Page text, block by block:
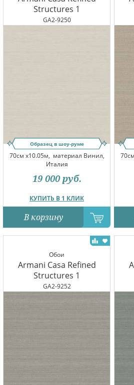
Structures 1
GA2-9250
Образец в шоу-руме
70см x10.05м, материал Винил,
Италия
КУПИТЬ В 1 КЛИК
19 000 руб.
В корзину
Обои
Armani Casa Refined
Structures 1
GA2-9252